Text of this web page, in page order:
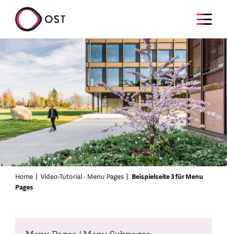
Home Video-Tutorial - Menu Pages
Beispielseite 3 für Menu
Pages